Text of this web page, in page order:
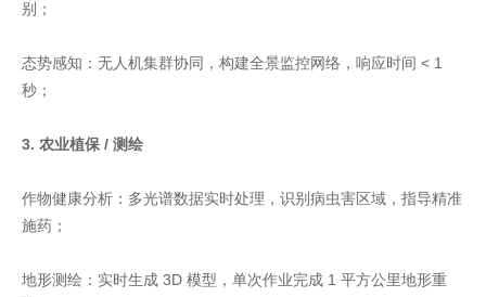
别；
态势感知：无人机集群协同，构建全景监控网络，响应时间 < 1
秒；
3. 农业植保 / 测绘
作物健康分析：多光谱数据实时处理，识别病虫害区域，指导精准
施药；
地形测绘：实时生成 3D 模型，单次作业完成 1 平方公里地形重